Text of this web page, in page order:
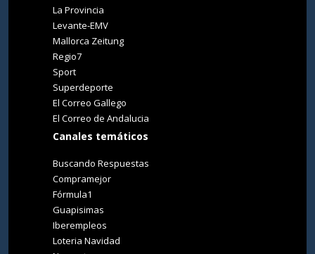
La Provincia
Levante-EMV
Mallorca Zeitung
Regio7
Sport
Superdeporte
El Correo Gallego
El Correo de Andalucia
Canales temáticos
Buscando Respuestas
Compramejor
Fórmula1
Guapisimas
Iberempleos
Loteria Navidad